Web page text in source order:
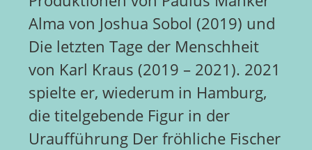
Alma von Joshua Sobol (2019) und
Die letzten Tage der Menschheit
von Karl Kraus (2019 – 2021). 2021
spielte er, wiederum in Hamburg,
die titelgebende Figur in der
Uraufführung Der fröhliche Fischer